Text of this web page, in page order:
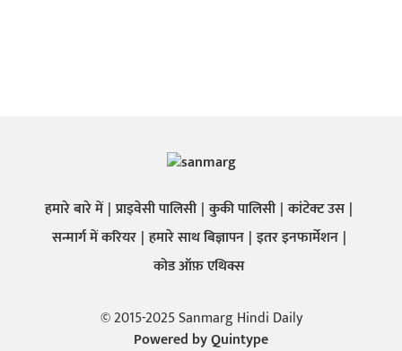
हमारे बारे में प्राइवेसी पालिसी कुकी पालिसी कांटेक्ट उस
सन्मार्ग में करियर हमारे साथ बिज्ञापन इतर इनफार्मेशन
कोड ऑफ़ एथिक्स
© 2015-2025 Sanmarg Hindi Daily
Powered byQuintype